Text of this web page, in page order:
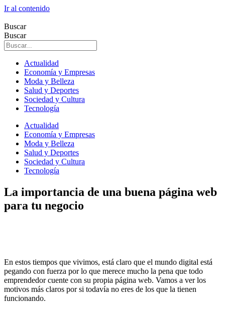
Ir al contenido
Buscar
Buscar
Actualidad
Economía y Empresas
Moda y Belleza
Salud y Deportes
Sociedad y Cultura
Tecnología
Actualidad
Economía y Empresas
Moda y Belleza
Salud y Deportes
Sociedad y Cultura
Tecnología
La importancia de una buena página web
para tu negocio
En estos tiempos que vivimos, está claro que el mundo digital está
pegando con fuerza por lo que merece mucho la pena que todo
emprendedor cuente con su propia página web. Vamos a ver los
motivos más claros por si todavía no eres de los que la tienen
funcionando.